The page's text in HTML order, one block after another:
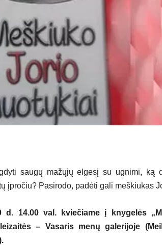
saugų mažųjų elgesį su ugnimi, ką
įpročiu? Pasirodo, padėti gali meškiukas
d. 14.00 val. kviečiame į
knygelės
– Vasaris menų galerijoje